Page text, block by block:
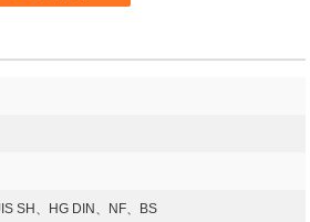
SH、HG DIN、NF、BS